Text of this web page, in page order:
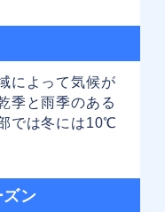
によって気候が
季と雨季のある
では冬には10℃
ン